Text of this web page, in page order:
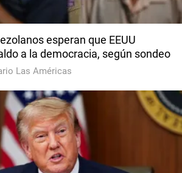
esperan que EEUU
a la democracia, según sondeo
Las Américas